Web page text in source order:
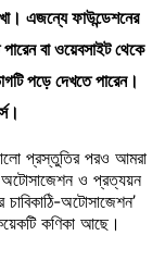
এজন্যে ফাউন্ডেশনের
পারেন বা ওয়েবসাইট থেকে
পড়ে দেখতে পারেন।
প্রস্তুতির পরও আমরা
অটোসাজেশন ও প্রত্যয়ন
অটোসাজেশন’
কণিকা আছে।